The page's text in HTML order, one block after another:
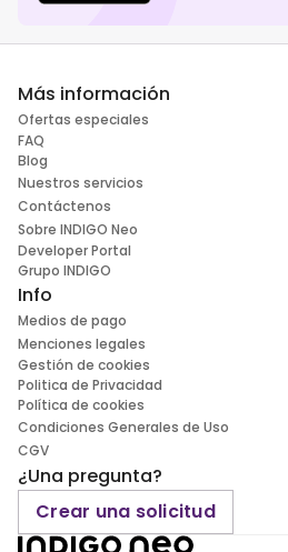
Más información
Ofertas especiales
FAQ
Blog
Nuestros servicios
Contáctenos
Sobre INDIGO Neo
Developer Portal
Grupo INDIGO
Info
Medios de pago
Menciones legales
Gestión de cookies
Politica de Privacidad
Política de cookies
Condiciones Generales de Uso
CGV
¿Una pregunta?
Crear una solicitud